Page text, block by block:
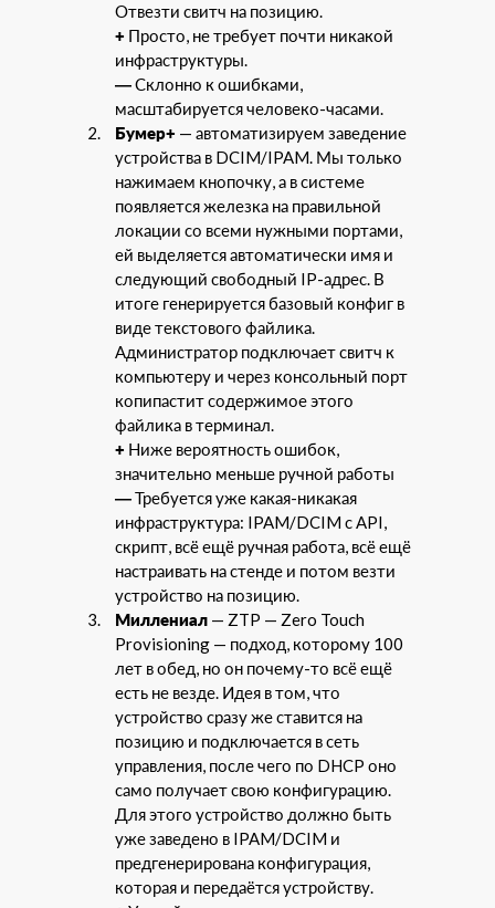
Отвезти свитч на позицию.
+ Просто, не требует почти никакой
инфраструктуры.
—Склонно к ошибками,
масштабируется человеко-часами.
Бумер+ — автоматизируем заведение
устройства в DCIM/IPAM. Мы только
нажимаем кнопочку, а в системе
появляется железка на правильной
локации со всеми нужными портами,
ей выделяется автоматически имя и
следующий свободный IP-адрес. В
итоге генерируется базовый конфиг в
виде текстового файлика.
Администратор подключает свитч к
компьютеру и через консольный порт
копипастит содержимое этого
файлика в терминал.
+ Ниже вероятность ошибок,
значительно меньше ручной работы
—Требуется уже какая-никакая
инфраструктура: IPAM/DCIM с API,
скрипт, всё ещё ручная работа, всё ещё
настраивать на стенде и потом везти
устройство на позицию.
Миллениал — ZTP — Zero Touch
Provisioning — подход, которому 100
лет в обед, но он почему-то всё ещё
есть не везде. Идея в том, что
устройство сразу же ставится на
позицию и подключается в сеть
управления, после чего по DHCP оно
само получает свою конфигурацию.
Для этого устройство должно быть
уже заведено в IPAM/DCIM и
предгенерирована конфигурация,
которая и передаётся устройству.